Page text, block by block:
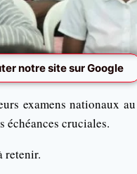
notre site sur Google
examens nationaux
échéances cruciales.
retenir.